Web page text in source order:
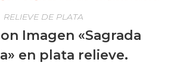
RELIEVE DE PLATA
Imagen «Sagrada
en plata relieve.